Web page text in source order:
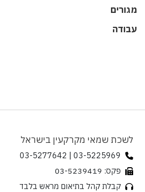
מגורים
עבודה
לשכת שמאי מקרקעין בישראל
03-5225969 | 03-5277642
פקס: 03-5239419
קבלת קהל בתיאום מראש בלבד